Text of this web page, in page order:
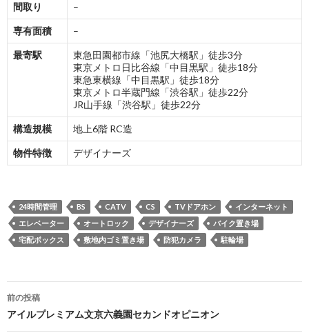
間取り –
専有面積 –
最寄駅
東急田園都市線「池尻大橋駅」徒歩3分
東京メトロ日比谷線「中目黒駅」徒歩18分
東急東横線「中目黒駅」徒歩18分
東京メトロ半蔵門線「渋谷駅」徒歩22分
JR山手線「渋谷駅」徒歩22分
構造規模 地上6階 RC造
物件特徴 デザイナーズ
24時間管理 BS CATV CS TVドアホン
インターネット
エレベーター
オートロック デザイナーズ
バイク置き場
宅配ボックス
敷地内ゴミ置き場 防犯カメラ 駐輪場
投
稿
前の投稿
アイルプレミアム文京六義園セカンドオピニオン